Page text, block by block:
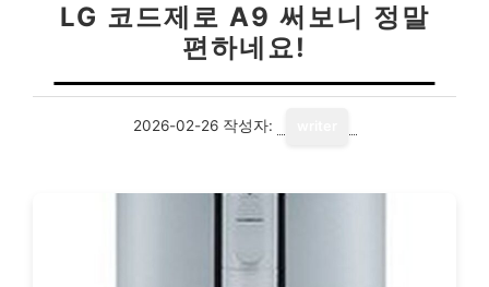
LG 코드제로 A9 써보니 정말
편하네요!
2026-02-26 작성자: